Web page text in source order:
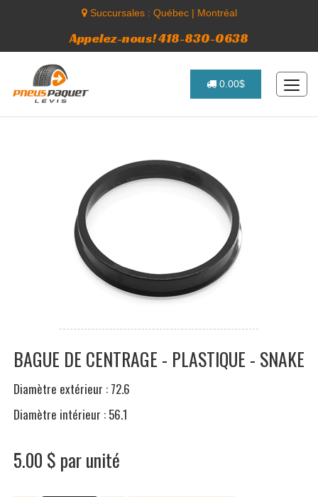
Succursales : Québec| Montréal
Appelez-nous! 418-830-0638
0.00$
BAGUE DE CENTRAGE - PLASTIQUE - SNAKE
Diamètre extérieur : 72.6
Diamètre intérieur : 56.1
5.00 $ par unité